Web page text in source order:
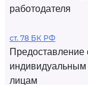
работодателя
ст. 78 БК РФ
Предоставление
лицам